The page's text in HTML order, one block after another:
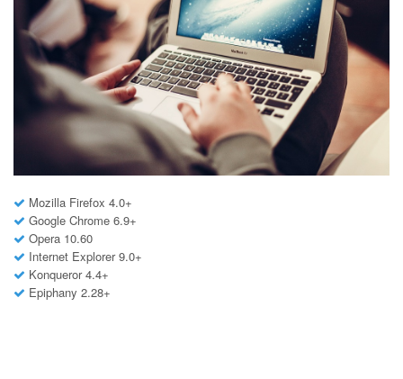
Mozilla Firefox 4.0+
Google Chrome 6.9+
Opera 10.60
Internet Explorer 9.0+
Konqueror 4.4+
Epiphany 2.28+